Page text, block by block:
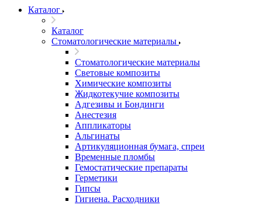
Каталог
Каталог
Стоматологические материалы
Стоматологические материалы
Световые композиты
Химические композиты
Жидкотекучие композиты
Адгезивы и Бондинги
Анестезия
Аппликаторы
Альгинаты
Артикуляционная бумага, спреи
Временные пломбы
Гемостатические препараты
Герметики
Гипсы
Гигиена. Расходники